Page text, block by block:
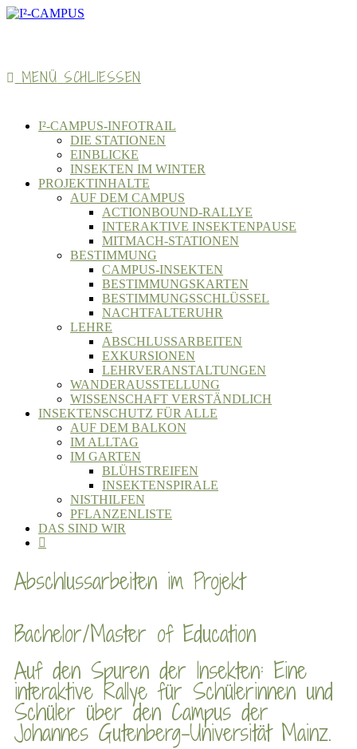
MENÜ SCHLIESSEN
I²-CAMPUS-INFOTRAIL
DIE STATIONEN
EINBLICKE
INSEKTEN IM WINTER
PROJEKTINHALTE
AUF DEM CAMPUS
ACTIONBOUND-RALLYE
INTERAKTIVE INSEKTENPAUSE
MITMACH-STATIONEN
BESTIMMUNG
CAMPUS-INSEKTEN
BESTIMMUNGSKARTEN
BESTIMMUNGSSCHLÜSSEL
NACHTFALTERUHR
LEHRE
ABSCHLUSSARBEITEN
EXKURSIONEN
LEHRVERANSTALTUNGEN
WANDERAUSSTELLUNG
WISSENSCHAFT VERSTÄNDLICH
INSEKTENSCHUTZ FÜR ALLE
AUF DEM BALKON
IM ALLTAG
IM GARTEN
BLÜHSTREIFEN
INSEKTENSPIRALE
NISTHILFEN
PFLANZENLISTE
DAS SIND WIR
Abschlussarbeiten im Projekt
Bachelor/Master of Education
Auf den Spuren der Insekten: Eine
interaktive Rallye für Schülerinnen und
Schüler über den Campus der
Johannes Gutenberg-Universität Mainz.